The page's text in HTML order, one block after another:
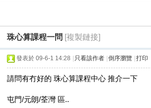
珠心算課程一問 [複製鏈接]
發表於 09-6-1 14:28 只看該作者 倒序瀏覽 打印
請問有冇好的 珠心算課程中心 推介一下
屯門/元朗/荃灣 區..